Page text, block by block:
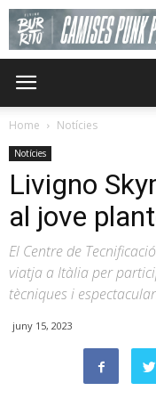
Home Notícies
Notícies
Livigno
al jove
El Centre de
viatja a Itàlia per
tècniques i
juny 15, 2023